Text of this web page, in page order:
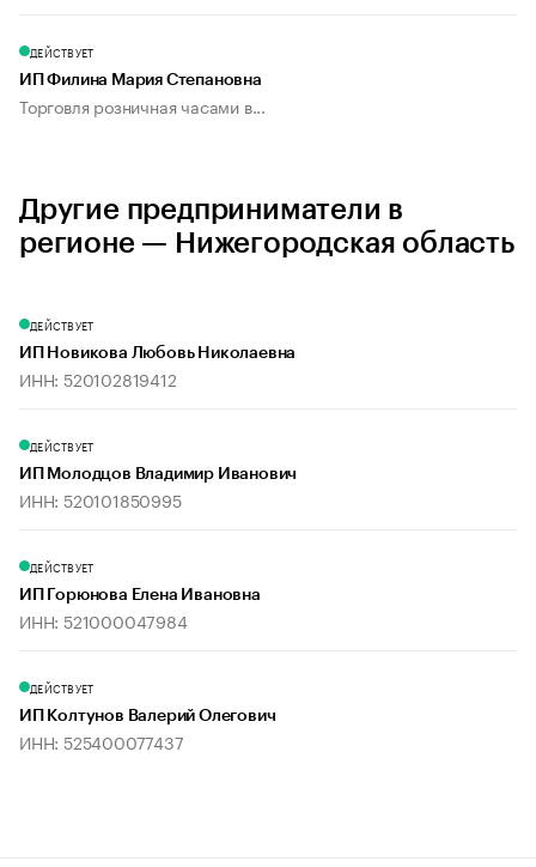
ДЕЙСТВУЕТ
ИП Филина Мария Степановна
Торговля розничная часами в...
Другие предприниматели в
регионе — Нижегородская область
ДЕЙСТВУЕТ
ИП Новикова Любовь Николаевна
ИНН: 520102819412
ДЕЙСТВУЕТ
ИП Молодцов Владимир Иванович
ИНН: 520101850995
ДЕЙСТВУЕТ
ИП Горюнова Елена Ивановна
ИНН: 521000047984
ДЕЙСТВУЕТ
ИП Колтунов Валерий Олегович
ИНН: 525400077437